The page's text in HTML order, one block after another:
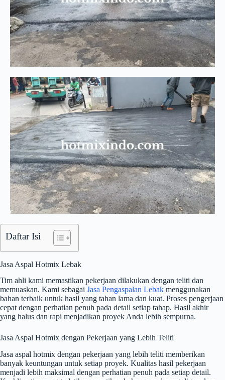
Daftar Isi
Jasa Aspal Hotmix Lebak
Tim ahli kami memastikan pekerjaan dilakukan dengan teliti dan
memuaskan. Kami sebagai Jasa Pengaspalan Lebak menggunakan
bahan terbaik untuk hasil yang tahan lama dan kuat. Proses pengerjaan
cepat dengan perhatian penuh pada detail setiap tahap. Hasil akhir
yang halus dan rapi menjadikan proyek Anda lebih sempurna.
Jasa Aspal Hotmix dengan Pekerjaan yang Lebih Teliti
Jasa aspal hotmix dengan pekerjaan yang lebih teliti memberikan
banyak keuntungan untuk setiap proyek. Kualitas hasil pekerjaan
menjadi lebih maksimal dengan perhatian penuh pada setiap detail.